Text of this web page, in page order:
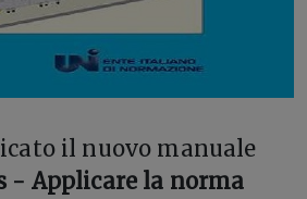
il nuovo manuale
- Applicare la norma